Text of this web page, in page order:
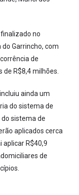
no
Garrincho, com
de
R$8,4 milhões.
ainda um
do sistema de
sistema de
aplicados cerca
aplicar R$40,9
de